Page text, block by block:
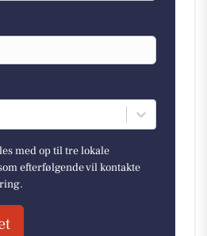
med op til tre lokale
efterfølgende vil kontakte